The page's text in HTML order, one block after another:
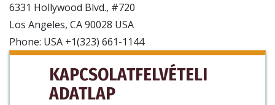
6331 Hollywood Blvd., #720
Los Angeles, CA 90028 USA
Phone: USA +1(323) 661-1144
KAPCSOLATFELVÉTELI
ADATLAP